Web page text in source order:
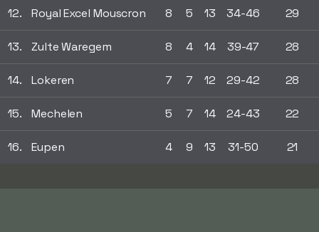
12. Royal Excel Mouscron 8 5 13 34-46 29
13. Zulte Waregem 8 4 14 39-47 28
14. Lokeren 7 7 12 29-42 28
15. Mechelen 5 7 14 24-43 22
16. Eupen 4 9 13 31-50 21